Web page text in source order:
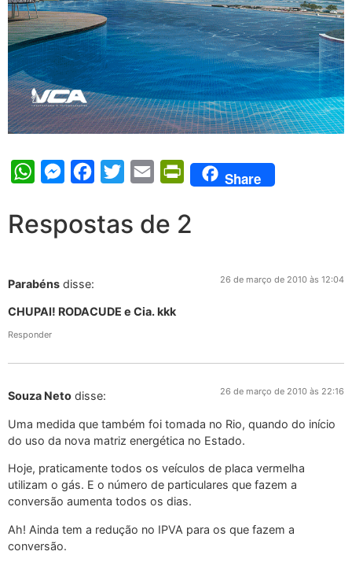
WhatsAppMessengerFacebook
Twitter Email PrintFriendly
Share
Respostas de 2
Parabéns disse: 26 de março de 2010 às 12:04
CHUPAI! RODACUDE e Cia. kkk
Responder
Souza Neto disse: 26 de março de 2010 às 22:16
Uma medida que também foi tomada no Rio, quando do início
do uso da nova matriz energética no Estado.
Hoje, praticamente todos os veículos de placa vermelha
utilizam o gás. E o número de particulares que fazem a
conversão aumenta todos os dias.
Ah! Ainda tem a redução no IPVA para os que fazem a
conversão.